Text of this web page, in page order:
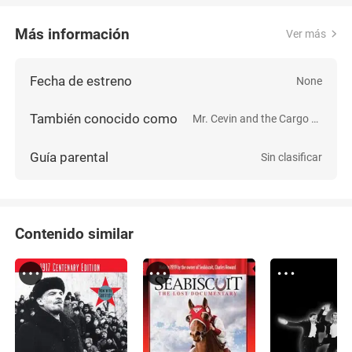
Más información Ver más
Fecha de estreno None
También conocido como Mr. Cevin and the Cargo Cult
Guía parental Sin clasificar
Contenido similar